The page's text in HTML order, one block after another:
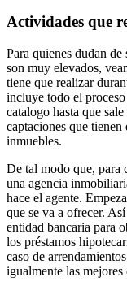
Actividades que
Para quienes dudan
son muy elevados,
tiene que realizar
incluye todo el
catalogo hasta que
captaciones que
inmuebles.
De tal modo que, para
una agencia
hace el agente.
que se va a ofrecer.
entidad bancaria para
los préstamos
caso de
igualmente las